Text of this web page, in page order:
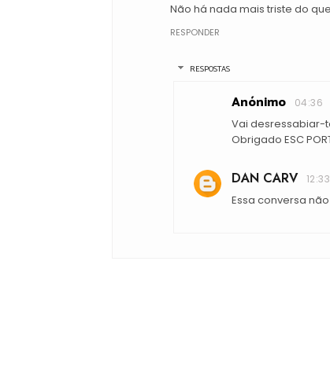
Não há nada mais triste do
RESPONDER
RESPOSTAS
Anónimo 04:36
Vai desressabiar-
Obrigado ESC
DAN CARV 12:33
Essa conversa